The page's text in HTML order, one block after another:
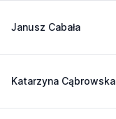
Janusz Cabała
Katarzyna Cąbrowska